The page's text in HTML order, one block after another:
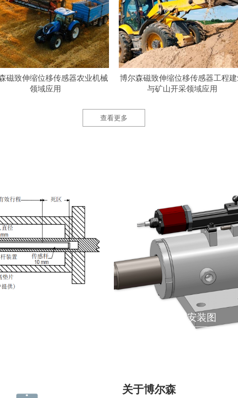
尔森磁致伸缩位移传感器工程建筑
与矿山开采领域应用
搭载RH磁致伸缩位移传感器
观测场应用
查看更多
液压油缸外置安装图
关于博尔森